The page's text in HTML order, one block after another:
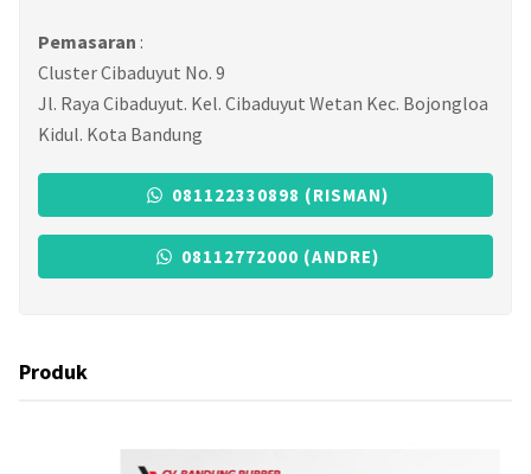
Pemasaran :
Cluster Cibaduyut No. 9
Jl. Raya Cibaduyut. Kel. Cibaduyut Wetan Kec. Bojongloa
Kidul. Kota Bandung
081122330898 (RISMAN)
08112772000 (ANDRE)
Produk